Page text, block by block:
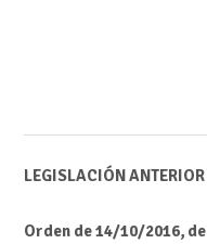
LEGISLACIÓN
Orden de 14/10/2016,